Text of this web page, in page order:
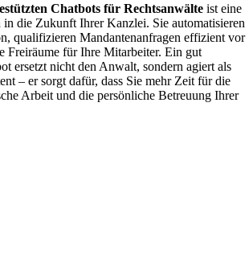
Chatbots für Rechtsanwälte ist eine
die Zukunft Ihrer Kanzlei. Sie automatisieren
qualifizieren Mandantenanfragen effizient vor
Freiräume für Ihre Mitarbeiter. Ein gut
ersetzt nicht den Anwalt, sondern agiert als
– er sorgt dafür, dass Sie mehr Zeit für die
Arbeit und die persönliche Betreuung Ihrer